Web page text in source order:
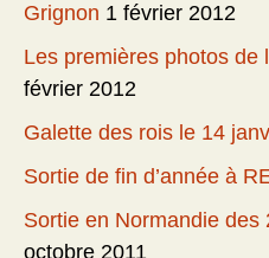
Grignon 1 février 2012
Les premières photos
février 2012
Galette des rois le 14
Sortie de fin d’année à
Sortie en Normandie des
octobre 2011